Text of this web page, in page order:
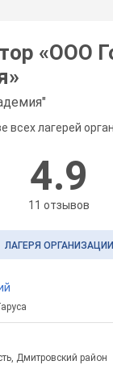
«ООО
»
всех лагерей
4.9
11 отзывов
ЛАГЕРЯ ОРГАНИЗАЦИИ
Дмитровский район